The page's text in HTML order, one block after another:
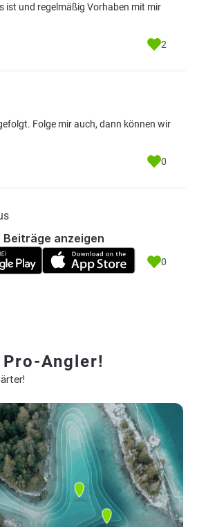
ist und regelmäßig Vorhaben mit mir
2
Folge mir auch, dann können wir
0
0
Beiträge anzeigen
Angler!